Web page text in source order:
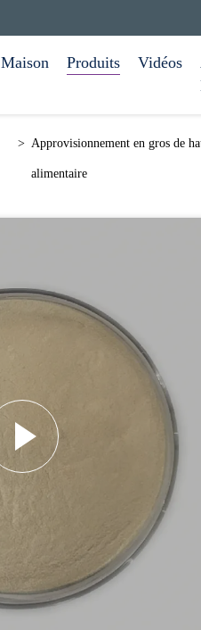
Maison Produits Vidéos
> Approvisionnement en gros de
alimentaire